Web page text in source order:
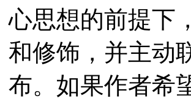
心思想的前提下
和修饰，并主动
布。如果作者希